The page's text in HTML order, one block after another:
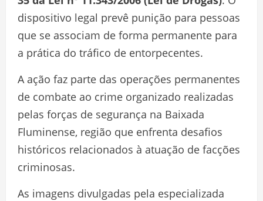
dispositivo legal prevê punição para pessoas
que se associam de forma permanente para
a prática do tráfico de entorpecentes.
A ação faz parte das operações permanentes
de combate ao crime organizado realizadas
pelas forças de segurança na Baixada
Fluminense, região que enfrenta desafios
históricos relacionados à atuação de facções
criminosas.
As imagens divulgadas pela especializada